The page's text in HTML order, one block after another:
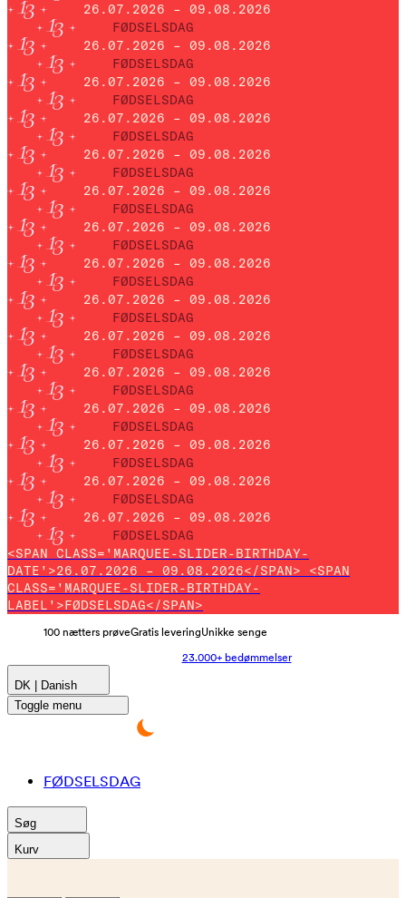
26.07.2026 – 09.08.2026
FØDSELSDAG
26.07.2026 – 09.08.2026
FØDSELSDAG
26.07.2026 – 09.08.2026
FØDSELSDAG
26.07.2026 – 09.08.2026
FØDSELSDAG
26.07.2026 – 09.08.2026
FØDSELSDAG
26.07.2026 – 09.08.2026
FØDSELSDAG
26.07.2026 – 09.08.2026
FØDSELSDAG
26.07.2026 – 09.08.2026
FØDSELSDAG
26.07.2026 – 09.08.2026
FØDSELSDAG
26.07.2026 – 09.08.2026
FØDSELSDAG
26.07.2026 – 09.08.2026
FØDSELSDAG
26.07.2026 – 09.08.2026
FØDSELSDAG
26.07.2026 – 09.08.2026
FØDSELSDAG
26.07.2026 – 09.08.2026
FØDSELSDAG
26.07.2026 – 09.08.2026
FØDSELSDAG
<SPAN CLASS='MARQUEE-SLIDER-BIRTHDAY-
DATE'>26.07.2026 – 09.08.2026</SPAN> <SPAN
CLASS='MARQUEE-SLIDER-BIRTHDAY-
LABEL'>FØDSELSDAG</SPAN>
100 nætters prøveGratis leveringUnikke senge
23.000+ bedømmelser
DK | Danish
Toggle menu
FØDSELSDAG
Søg
Kurv